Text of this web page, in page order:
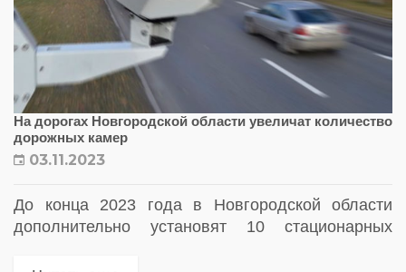
На дорогах Новгородской области увеличат количество
дорожных камер
03.11.2023
До конца 2023 года в Новгородской области
дополнительно установят 10 стационарных